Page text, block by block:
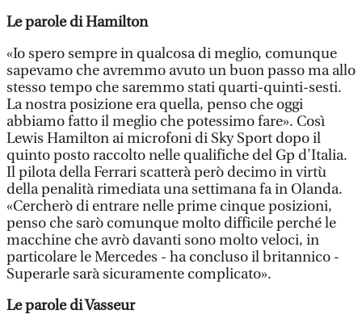
Le parole di Hamilton
«Io spero sempre in qualcosa di meglio, comunque
sapevamo che avremmo avuto un buon passo ma allo
stesso tempo che saremmo stati quarti-quinti-sesti.
La nostra posizione era quella, penso che oggi
abbiamo fatto il meglio che potessimo fare». Così
Lewis Hamilton ai microfoni di Sky Sport dopo il
quinto posto raccolto nelle qualifiche del Gp d'Italia.
Il pilota della Ferrari scatterà però decimo in virtù
della penalità rimediata una settimana fa in Olanda.
«Cercherò di entrare nelle prime cinque posizioni,
penso che sarò comunque molto difficile perché le
macchine che avrò davanti sono molto veloci, in
particolare le Mercedes - ha concluso il britannico -
Superarle sarà sicuramente complicato».
Le parole di Vasseur